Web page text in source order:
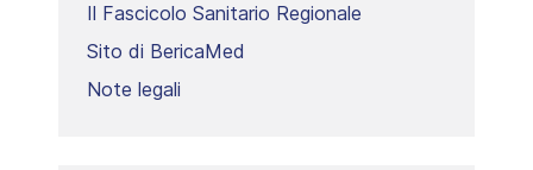
Il Fascicolo Sanitario Regionale
Sito di BericaMed
Note legali